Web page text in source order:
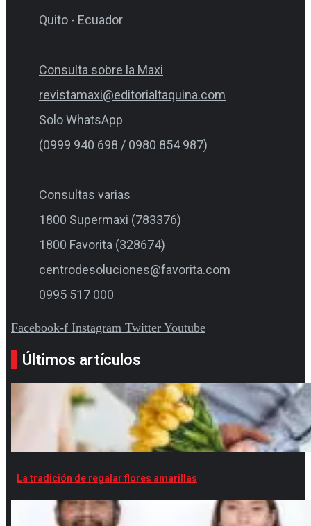
Quito - Ecuador
Consulta sobre la Maxi
revistamaxi@editorialtaquina.com
Solo WhatsApp
(0999 940 698 / 0980 854 987)
Consultas varias
1800 Supermaxi (783376)
1800 Favorita (328674)
centrodesoluciones@favorita.com
0995 517 000
Facebook-f Instagram Twitter Youtube
Últimos artículos
La tradición de regalar flores amarillas